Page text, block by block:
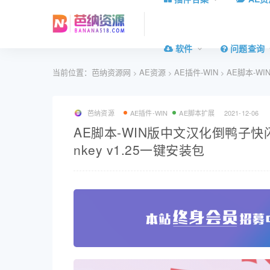
软件 问题查询
当前位置： 芭纳资源网 > AE资源 > AE插件-WIN > AE脚本-
芭纳资源 AE插件-WIN AE脚本扩展 2021-12-06
AE脚本-WIN版中文汉化倒鸭子
nkey v1.25一键安装包